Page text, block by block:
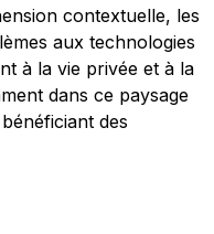
contextuelle, les
aux technologies
à la vie privée et à la
dans ce paysage
des